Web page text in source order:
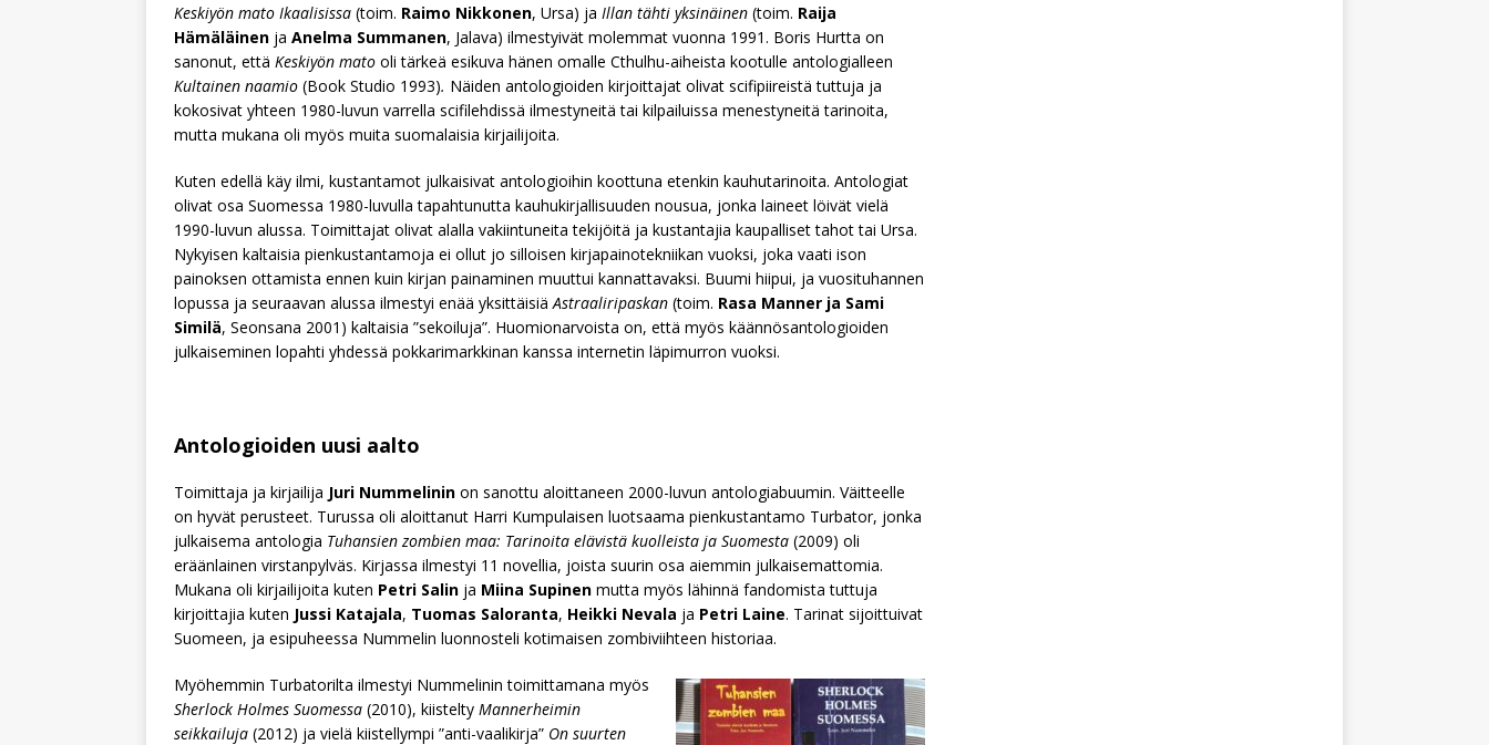
Keskiyön mato Ikaalisissa (toim. Raimo Nikkonen, Ursa) ja Illan tähti yksinäinen (toim. Raija
Hämäläinen ja Anelma Summanen, Jalava) ilmestyivät molemmat vuonna 1991. Boris Hurtta on
sanonut, että Keskiyön mato oli tärkeä esikuva hänen omalle Cthulhu-aiheista kootulle antologialleen
Kultainen naamio (Book Studio 1993). Näiden antologioiden kirjoittajat olivat scifipiireistä tuttuja ja
kokosivat yhteen 1980-luvun varrella scifilehdissä ilmestyneitä tai kilpailuissa menestyneitä tarinoita,
mutta mukana oli myös muita suomalaisia kirjailijoita.
Kuten edellä käy ilmi, kustantamot julkaisivat antologioihin koottuna etenkin kauhutarinoita. Antologiat
olivat osa Suomessa 1980-luvulla tapahtunutta kauhukirjallisuuden nousua, jonka laineet löivät vielä
1990-luvun alussa. Toimittajat olivat alalla vakiintuneita tekijöitä ja kustantajia kaupalliset tahot tai Ursa.
Nykyisen kaltaisia pienkustantamoja ei ollut jo silloisen kirjapainotekniikan vuoksi, joka vaati ison
painoksen ottamista ennen kuin kirjan painaminen muuttui kannattavaksi. Buumi hiipui, ja vuosituhannen
lopussa ja seuraavan alussa ilmestyi enää yksittäisiäAstraaliripaskan (toim. Rasa Manner ja Sami
Similä, Seonsana 2001) kaltaisia ”sekoiluja”. Huomionarvoista on, että myös käännösantologioiden
julkaiseminen lopahti yhdessä pokkarimarkkinan kanssa internetin läpimurron vuoksi.
Antologioiden uusi aalto
Toimittaja ja kirjailija Juri Nummelinin on sanottu aloittaneen 2000-luvun antologiabuumin. Väitteelle
on hyvät perusteet. Turussa oli aloittanut Harri Kumpulaisen luotsaama pienkustantamo Turbator, jonka
julkaisema antologia Tuhansien zombien maa: Tarinoita elävistä kuolleista ja Suomesta (2009) oli
eräänlainen virstanpylväs. Kirjassa ilmestyi 11 novellia, joista suurin osa aiemmin julkaisemattomia.
Mukana oli kirjailijoita kuten Petri Salin ja Miina Supinen mutta myös lähinnä fandomista tuttuja
kirjoittajia kuten Jussi Katajala, Tuomas Saloranta, Heikki Nevala ja Petri Laine. Tarinat sijoittuivat
Suomeen, ja esipuheessa Nummelin luonnosteli kotimaisen zombiviihteen historiaa.
Myöhemmin Turbatorilta ilmestyi Nummelinin toimittamana myös
Sherlock Holmes Suomessa (2010), kiistelty Mannerheimin
seikkailuja (2012) ja vielä kiistellympi ”anti-vaalikirja” On suurten